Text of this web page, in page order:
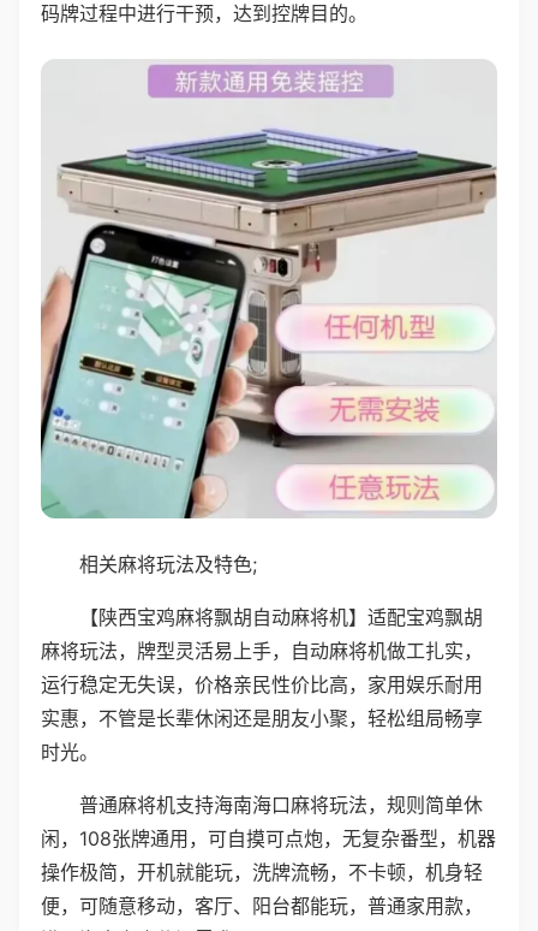
码牌过程中进行干预，达到控牌目的。
相关麻将玩法及特色;
【陕西宝鸡麻将飘胡自动麻将机】适配宝鸡飘胡
麻将玩法，牌型灵活易上手，自动麻将机做工扎实，
运行稳定无失误，价格亲民性价比高，家用娱乐耐用
实惠，不管是长辈休闲还是朋友小聚，轻松组局畅享
时光。
普通麻将机支持海南海口麻将玩法，规则简单休
闲，108张牌通用，可自摸可点炮，无复杂番型，机器
操作极简，开机就能玩，洗牌流畅，不卡顿，机身轻
便，可随意移动，客厅、阳台都能玩，普通家用款，